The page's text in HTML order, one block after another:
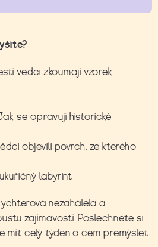
vědci zkoumají vzorek
se opravují historické
objevili povrch, ze kterého
labyrint
nezahálela a
zajímavostí. Poslechněte si
mít celý týden o čem přemýšlet.